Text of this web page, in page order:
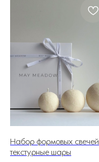
Набор формовых свечей
текстурные шары